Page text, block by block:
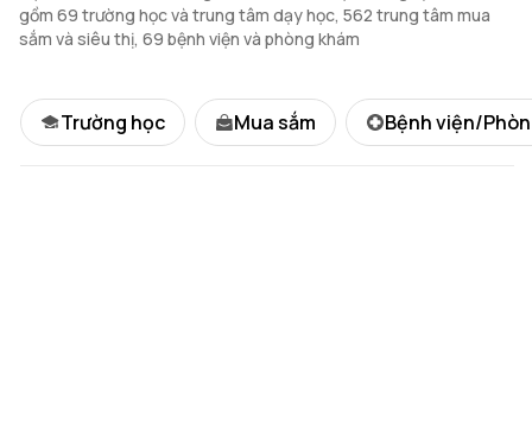
Bể bơi tầng thượng tòa West D HOT
gồm 69 trường học và trung tâm dạy học, 562 trung tâm mua
sắm và siêu thị, 69 bệnh viện và phòng khám
Trường học Mua sắm Bệnh viện/